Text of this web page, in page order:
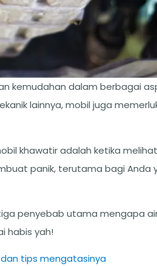
kemudahan dalam berbagai
lainnya, mobil juga
khawatir adalah ketika
panik, terutama bagi Anda
penyebab utama mengapa
habis yah!
tips mengatasinya